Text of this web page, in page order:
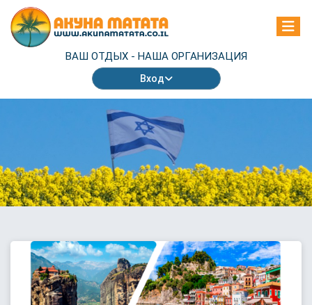
ВАШ ОТДЫХ - НАША ОРГАНИЗАЦИЯ
Вход